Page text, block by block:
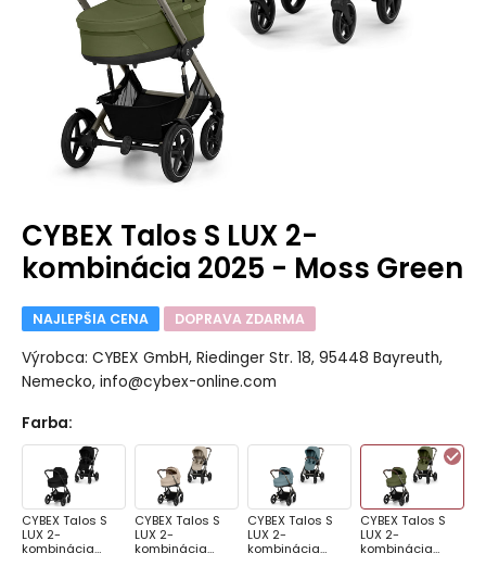
CYBEX Talos S LUX 2-
kombinácia 2025 - Moss Green
NAJLEPŠIA CENA DOPRAVA ZDARMA
Výrobca: CYBEX GmbH, Riedinger Str. 18, 95448 Bayreuth,
Nemecko, info@cybex-online.com
Farba:
CYBEX Talos S
LUX 2-
kombinácia
CYBEX Talos S
LUX 2-
kombinácia
CYBEX Talos S
LUX 2-
kombinácia
CYBEX Talos S
LUX 2-
kombinácia